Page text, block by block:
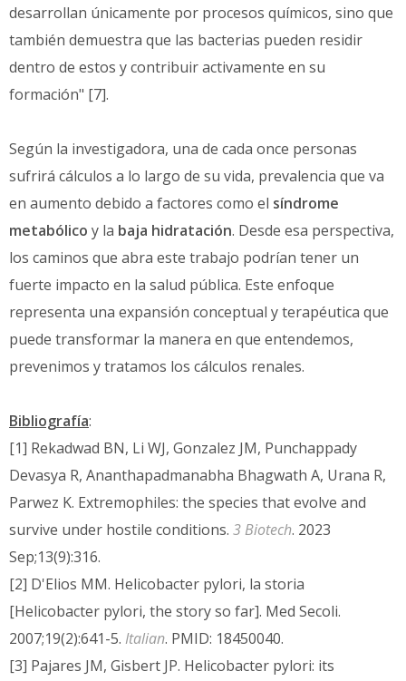
desarrollan únicamente por procesos químicos, sino que
también demuestra que las bacterias pueden residir
dentro de estos y contribuir activamente en su
formación" [7].
Según la investigadora, una de cada once personas
sufrirá cálculos a lo largo de su vida, prevalencia que va
en aumento debido a factores como el síndrome
metabólico y la baja hidratación. Desde esa perspectiva,
los caminos que abra este trabajo podrían tener un
fuerte impacto en la salud pública. Este enfoque
representa una expansión conceptual y terapéutica que
puede transformar la manera en que entendemos,
prevenimos y tratamos los cálculos renales.
Bibliografía:
[1] Rekadwad BN, Li WJ, Gonzalez JM, Punchappady
Devasya R, Ananthapadmanabha Bhagwath A, Urana R,
Parwez K. Extremophiles: the species that evolve and
survive under hostile conditions. 3 Biotech. 2023
Sep;13(9):316.
[2] D'Elios MM. Helicobacter pylori, la storia
[Helicobacter pylori, the story so far]. Med Secoli.
2007;19(2):641-5. Italian. PMID: 18450040.
[3] Pajares JM, Gisbert JP. Helicobacter pylori: its